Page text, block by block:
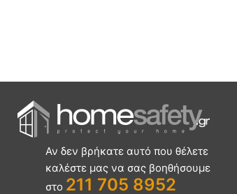
Αν δεν βρήκατε αυτό που θέλετε
καλέστε μας να σας βοηθήσουμε
στο 211 705 8952